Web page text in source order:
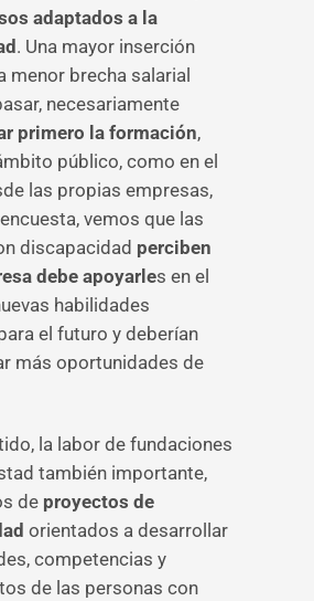
adaptados a la
. Una mayor inserción
menor brecha salarial
necesariamente
primero la formación,
público, como en el
las propias empresas,
vemos que las
discapacidad perciben
debe apoyarles en el
habilidades
el futuro y deberían
más oportunidades de
la labor de fundaciones
también importante,
de proyectos de
orientados a desarrollar
competencias y
de las personas con